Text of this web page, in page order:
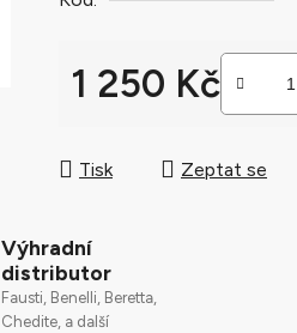
hvězdiček.
1 250 Kč
Tisk Zeptat se
Výhradní
distributor
Fausti, Benelli, Beretta,
Chedite, a další